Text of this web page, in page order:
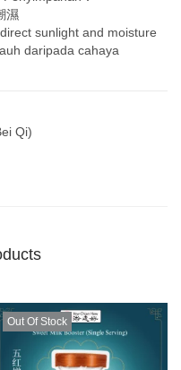
濕
sunlight and moisture
daripada cahaya
Qi)
Out Of Stock